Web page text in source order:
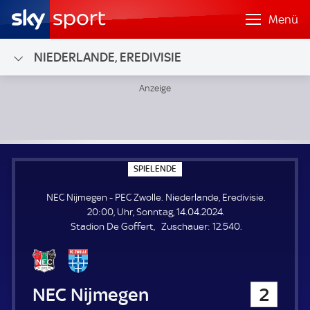
Menü
NIEDERLANDE, EREDIVISIE
SPIELENDE
P
E
L
E
N
NEC Nijmegen - PEC Zwolle. Niederlande, Eredivisie.
20:00, Uhr, Sonntag, 14.04.2024.
Stadion De Goffert
Zuschauer: Z
12.540.
NEC Nijmegen 2